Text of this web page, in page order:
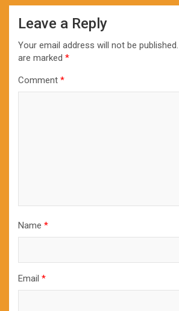
Leave a Reply
Your email address will not be published.
are marked *
Comment *
Name *
Email *